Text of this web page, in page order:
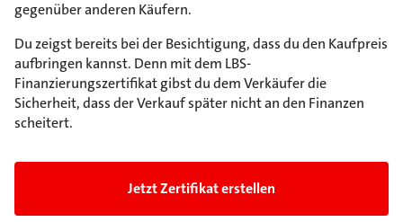
gegenüber anderen Käufern.
Du zeigst bereits bei der Besichtigung, dass du den Kaufpreis
aufbringen kannst. Denn mit dem LBS-
Finanzierungszertifikat gibst du dem Verkäufer die
Sicherheit, dass der Verkauf später nicht an den Finanzen
scheitert.
Jetzt Zertifikat erstellen